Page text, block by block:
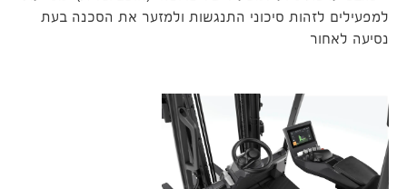
למפעילים לזהות סיכוני התנגשות ולמזער את הסכנה בעת
נסיעה לאחור